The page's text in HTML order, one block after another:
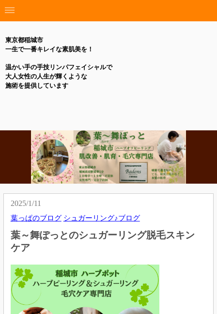
東京都稲城市
一生で一番キレイな素肌美を！
温かい手の手技リンパフェイシャルで
大人女性の人生が輝くような
施術を提供しています
2025/1/11
葉っぱのブログ シュガーリング♪ブログ
葉～舞ぽっとのシュガーリング脱毛スキン
ケア